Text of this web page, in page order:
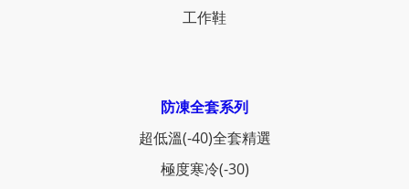
工作鞋
防凍全套系列
超低溫(-40)全套精選
極度寒冷(-30)